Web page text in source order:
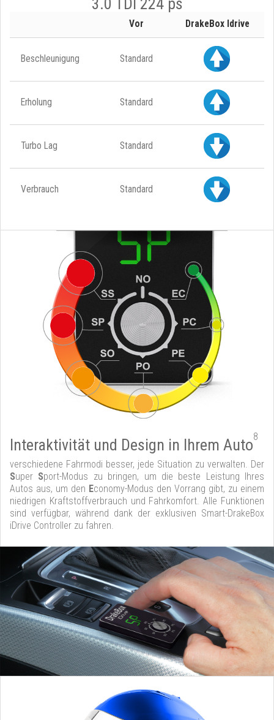
Vor DrakeBox Idrive
Beschleunigung Standard
Erholung Standard
Turbo Lag Standard
Verbrauch Standard
Interaktivität und Design in Ihrem Auto8
verschiedene Fahrmodi besser, jede Situation zu verwalten. Der
Super Sport-Modus zu bringen, um die beste Leistung Ihres
Autos aus, um den Economy-Modus den Vorrang gibt, zu einem
niedrigen Kraftstoffverbrauch und Fahrkomfort. Alle Funktionen
sind verfügbar, während dank der exklusiven Smart-DrakeBox
iDrive Controller zu fahren.